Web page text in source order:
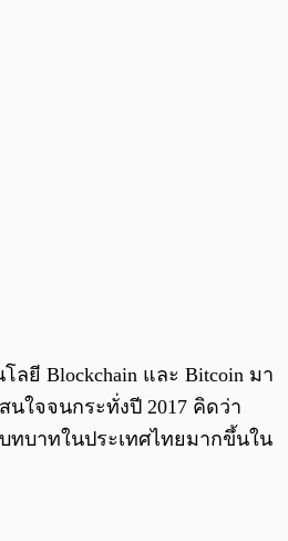
ลยี Blockchain และ Bitcoin มา
นใจจนกระทั่งปี 2017 คิดว่า
ทบาทในประเทศไทยมากขึ้นใน